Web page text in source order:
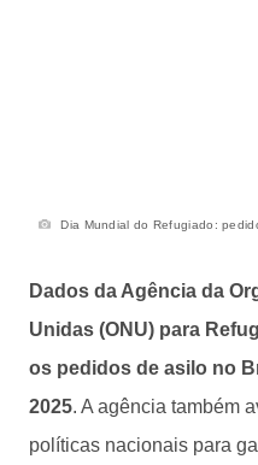
Dia Mundial do Refugiado:
Dados da Agência da
Unidas (ONU) para
os pedidos de asilo no
2025. A agência também
políticas nacionais para